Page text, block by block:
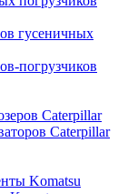
гусеничных
погрузчиков
Caterpillar
Caterpillar
Komatsu